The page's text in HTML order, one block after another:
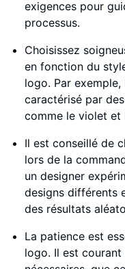
exigences pour
processus.
Choisissez
en fonction du
logo. Par
caractérisé par
comme le violet et
Il est conseillé de
lors de la
un designer
designs différents
des résultats
La patience est
logo. Il est courant